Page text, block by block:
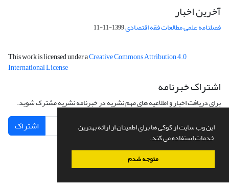
این وب سایت از کوکی ها برای اطمینان از ارائه بهترین
خدمات استفاده می کند.
متوجه شدم
آخرین اخبار
فصلنامه علمی مطالعات فقه اقتصادی1399-11-11
This work is licensed under aCreative Commons Attribution 4.0
International License
اشتراک خبرنامه
برای دریافت اخبار و اطلاعیه های مهم نشریه در خبرنامه نشریه مشترک شوید.
اشتراک
سامانه مدیریت نشریات علمی.طراحی و پیاده سازی ازسیناوب